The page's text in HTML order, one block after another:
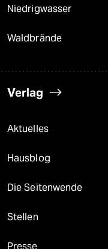
Niedrigwasser
Waldbrände
Verlag
Aktuelles
Hausblog
Die Seitenwende
Stellen
Presse